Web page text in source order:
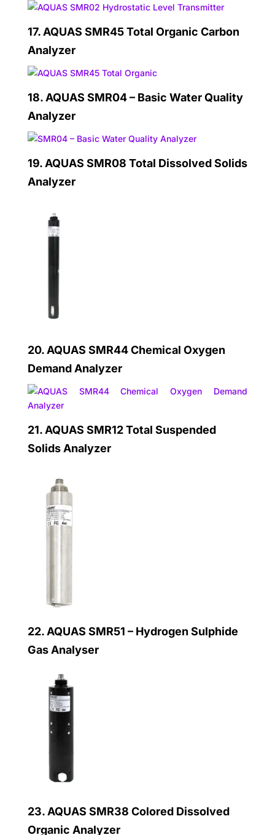
17. AQUAS SMR45 Total Organic Carbon
Analyzer
18. AQUAS SMR04 – Basic Water Quality
Analyzer
19. AQUAS SMR08 Total Dissolved Solids
Analyzer
20. AQUAS SMR44 Chemical Oxygen
Demand Analyzer
21. AQUAS SMR12 Total Suspended
Solids Analyzer
22. AQUAS SMR51 – Hydrogen Sulphide
Gas Analyser
23. AQUAS SMR38 Colored Dissolved
Organic Analyzer